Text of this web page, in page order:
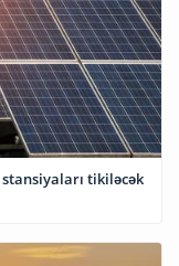
tikiləcək